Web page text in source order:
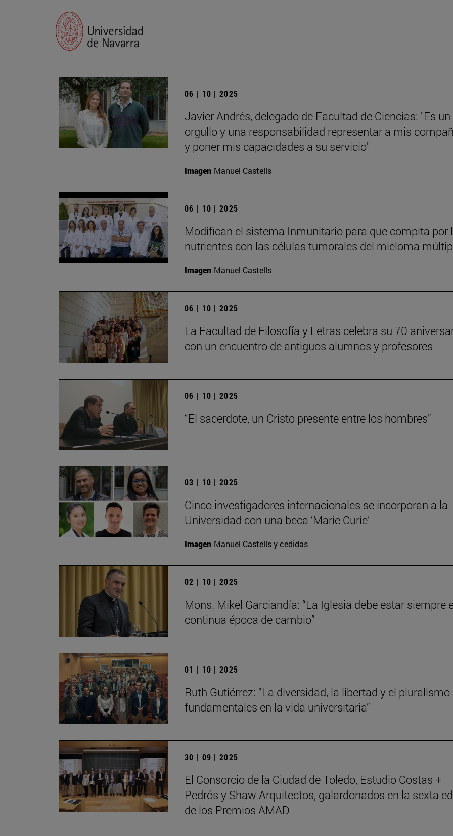
06 | 10 | 2025
Javier Andrés, delegado de Facultad de Ciencias: "Es un
orgullo y una responsabilidad representar a mis
y poner mis capacidades a su servicio"
Imagen Manuel Castells
06 | 10 | 2025
Modifican el sistema Inmunitario para que compita por
nutrientes con las células tumorales del mieloma
Imagen Manuel Castells
06 | 10 | 2025
La Facultad de Filosofía y Letras celebra su 70
con un encuentro de antiguos alumnos y profesores
06 | 10 | 2025
“El sacerdote, un Cristo presente entre los hombres”
03 | 10 | 2025
Cinco investigadores internacionales se incorporan a la
Universidad con una beca ‘Marie Curie’
Imagen Manuel Castells y cedidas
02 | 10 | 2025
Mons. Mikel Garciandía: “La Iglesia debe estar siempre
continua época de cambio”
01 | 10 | 2025
Ruth Gutiérrez: “La diversidad, la libertad y el
fundamentales en la vida universitaria”
30 | 09 | 2025
El Consorcio de la Ciudad de Toledo, Estudio Costas +
Pedrós y Shaw Arquitectos, galardonados en la sexta
de los Premios AMAD